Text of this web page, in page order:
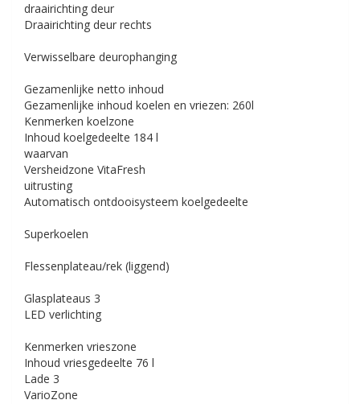
draairichting deur
Draairichting deur rechts
Verwisselbare deurophanging
Gezamenlijke netto inhoud
Gezamenlijke inhoud koelen en vriezen: 260l
Kenmerken koelzone
Inhoud koelgedeelte 184 l
waarvan
Versheidzone VitaFresh
uitrusting
Automatisch ontdooisysteem koelgedeelte
Superkoelen
Flessenplateau/rek (liggend)
Glasplateaus 3
LED verlichting
Kenmerken vrieszone
Inhoud vriesgedeelte 76 l
Lade 3
VarioZone